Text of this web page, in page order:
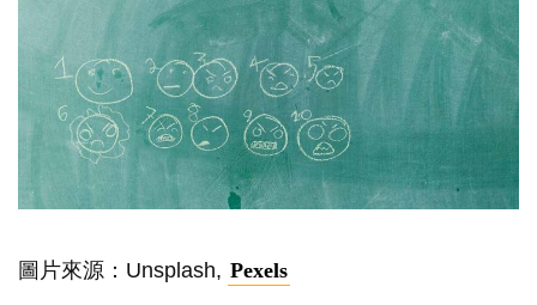
圖片來源：Unsplash, Pexels